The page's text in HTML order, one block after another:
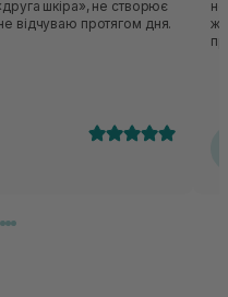
шкіра», не створює
відчуваю протягом дня.